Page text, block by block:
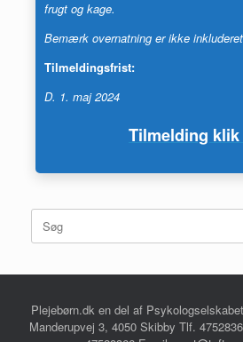
frugt og kage.
Bemærk overnatning er ikke
Tilmeldingsfrist:
D. 1. maj 2024
Tilmelding
Søg
efter:
Plejebørn.dk en del af
Manderupvej 3, 4050 Skibby Tlf.